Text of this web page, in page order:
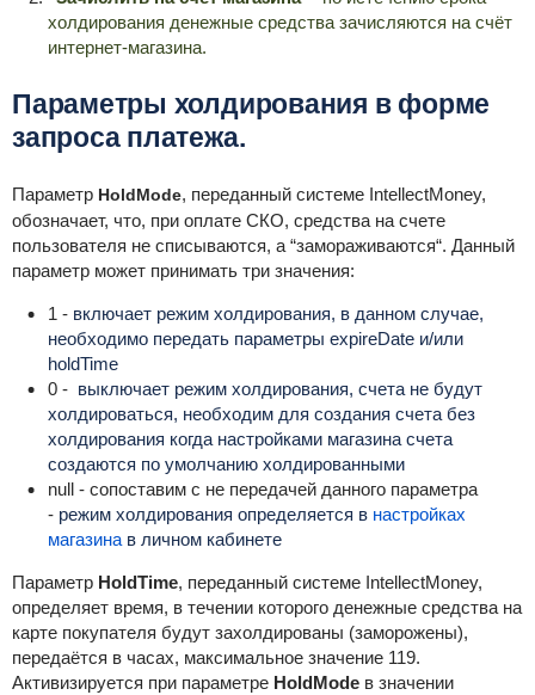
холдирования денежные средства зачисляются на счёт
интернет-магазина.
Параметры холдирования в форме
запроса платежа.
Параметр HoldMode, переданный системе IntellectMoney,
обозначает, что, при оплате СКО, средства на счете
пользователя не списываются, а “замораживаются“. Данный
параметр может принимать три значения:
1 - включает режим холдирования, в данном случае,
необходимо передать параметры expireDate и/или
holdTime
0 - выключает режим холдирования, счета не будут
холдироваться, необходим для создания счета без
холдирования когда настройками магазина счета
создаются по умолчанию холдированными
null - сопоставим с не передачей данного параметра
-режим холдирования определяется в настройках
магазинав личном кабинете
Параметр HoldTime, переданный системе IntellectMoney,
определяет время, в течении которого денежные средства на
карте покупателя будут захолдированы (заморожены),
передаётся в часах, максимальное значение 119.
Активизируется при параметре HoldMode в значении